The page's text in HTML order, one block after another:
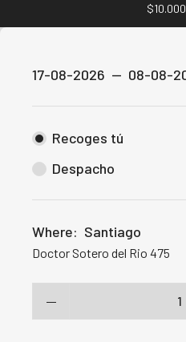
$10.000
Recoges tú
Despacho
Where: Santiago
Doctor Sotero del Rio 475